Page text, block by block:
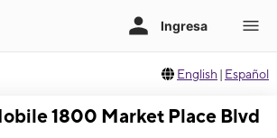
English | Español
1800 Market Place Blvd